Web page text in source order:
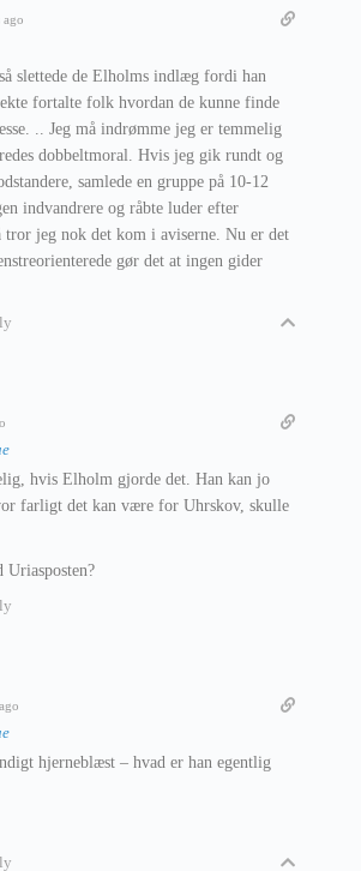
ago
slettede de Elholms indlæg fordi han
fortalte folk hvordan de kunne finde
.. Jeg må indrømme jeg er temmelig
dobbeltmoral. Hvis jeg gik rundt og
samlede en gruppe på 10-12
indvandrere og råbte luder efter
tror jeg nok det kom i aviserne. Nu er det
gør det at ingen gider
hvis Elholm gjorde det. Han kan jo
farligt det kan være for Uhrskov, skulle
Uriasposten?
hjerneblæst – hvad er han egentlig